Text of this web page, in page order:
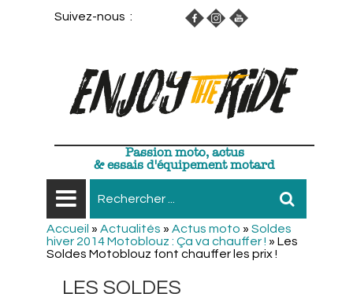
Suivez-nous :
Passion moto, actus
& essais d'équipement motard
Accueil » Actualités » Actus moto » Soldes
hiver 2014 Motoblouz : Ça va chauffer ! » Les
Soldes Motoblouz font chauffer les prix !
LES SOLDES